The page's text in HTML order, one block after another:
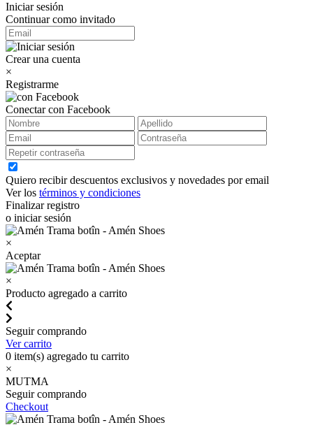
Iniciar sesión
Continuar como invitado
Crear una cuenta
×
Registrarme
Conectar con Facebook
Quiero recibir descuentos exclusivos y novedades por email
Ver los términos y condiciones
Finalizar registro
o iniciar sesión
×
Aceptar
×
Producto agregado a carrito
Seguir comprando
Ver carrito
0 item(s) agregado tu carrito
×
MUTMA
Seguir comprando
Checkout